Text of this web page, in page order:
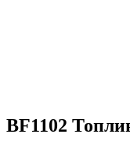
BF1102